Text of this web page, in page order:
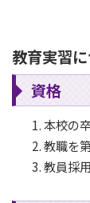
教育実習
資格
本校の
教職を
教員採